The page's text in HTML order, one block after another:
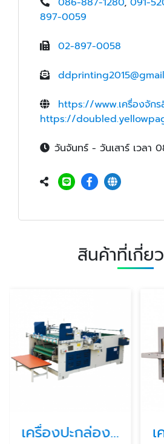
897-0059
02-897-0058
https://www.เครื่องจัก
https://
วันจันทร์ - วันเสาร์ เวลา
สินค้าที่เกี่ย
เครื่องปะกล่องลูกฟูกป้อนมือ